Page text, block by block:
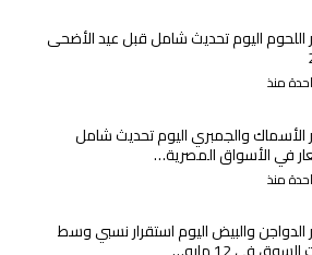
اللحوم اليوم تحديث شامل قبل عيد الأضحى
منذ
الأسماك والجمبري اليوم تحديث شامل
في الأسواق المصرية…
منذ
الدواجن والبيض اليوم استقرار نسبي وسط